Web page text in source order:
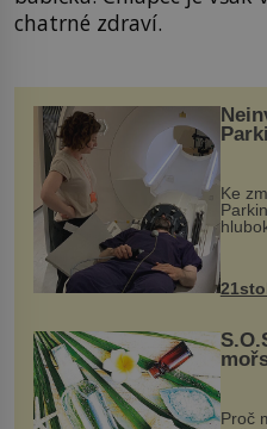
chatrné zdraví.
Ke
však
k
Proč